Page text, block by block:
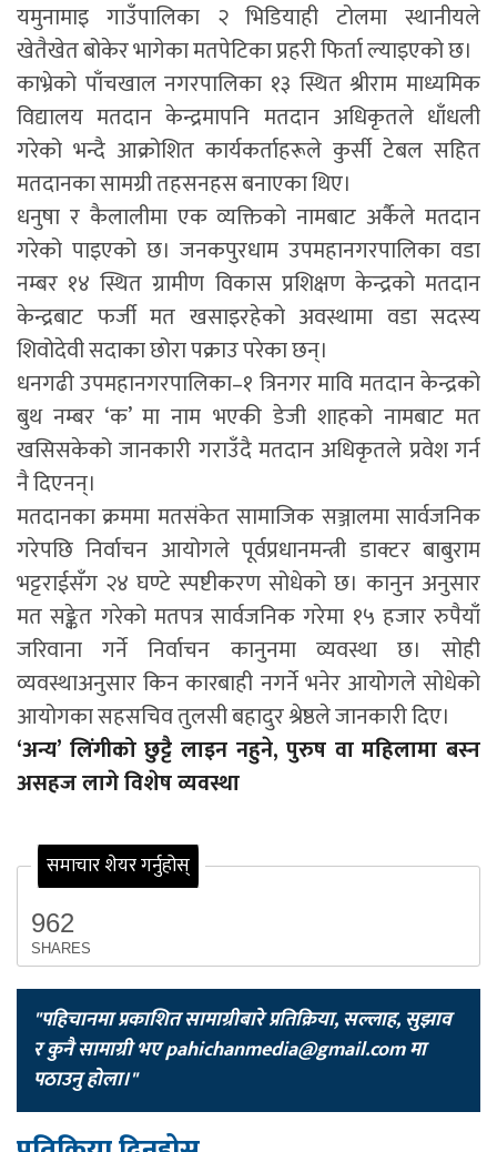
यमुनामाइ गाउँपालिका २ भिडियाही टोलमा स्थानीयले
खेतैखेत बोकेर भागेका मतपेटिका प्रहरी फिर्ता ल्याइएको छ।
काभ्रेको पाँचखाल नगरपालिका १३ स्थित श्रीराम माध्यमिक
विद्यालय मतदान केन्द्रमापनि मतदान अधिकृतले धाँधली
गरेको भन्दै आक्रोशित कार्यकर्ताहरूले कुर्सी टेबल सहित
मतदानका सामग्री तहसनहस बनाएका थिए।
धनुषा र कैलालीमा एक व्यक्तिको नामबाट अर्कैले मतदान
गरेको पाइएको छ। जनकपुरधाम उपमहानगरपालिका वडा
नम्बर १४ स्थित ग्रामीण विकास प्रशिक्षण केन्द्रको मतदान
केन्द्रबाट फर्जी मत खसाइरहेको अवस्थामा वडा सदस्य
शिवोदेवी सदाका छोरा पक्राउ परेका छन्।
धनगढी उपमहानगरपालिका–१ त्रिनगर मावि मतदान केन्द्रको
बुथ नम्बर ‘क’ मा नाम भएकी डेजी शाहको नामबाट मत
खसिसकेको जानकारी गराउँदै मतदान अधिकृतले प्रवेश गर्न
नै दिएनन्।
मतदानका क्रममा मतसंकेत सामाजिक सञ्जालमा सार्वजनिक
गरेपछि निर्वाचन आयोगले पूर्वप्रधानमन्त्री डाक्टर बाबुराम
भट्टराईसँग २४ घण्टे स्पष्टीकरण सोधेको छ। कानुन अनुसार
मत सङ्केत गरेको मतपत्र सार्वजनिक गरेमा १५ हजार रुपैयाँ
जरिवाना गर्ने निर्वाचन कानुनमा व्यवस्था छ। सोही
व्यवस्थाअनुसार किन कारबाही नगर्ने भनेर आयोगले सोधेको
आयोगका सहसचिव तुलसी बहादुर श्रेष्ठले जानकारी दिए।
‘अन्य’ लिंगीको छुट्टै लाइन नहुने, पुरुष वा महिलामा बस्न
असहज लागे विशेष व्यवस्था
समाचार शेयर गर्नुहोस्
962
SHARES
"पहिचानमा प्रकाशित सामाग्रीबारे प्रतिक्रिया, सल्लाह, सुझाव
र कुनै सामाग्री भएpahichanmedia@gmail.comमा
पठाउनु होला।"